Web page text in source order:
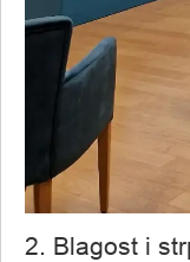
2. Blagost i